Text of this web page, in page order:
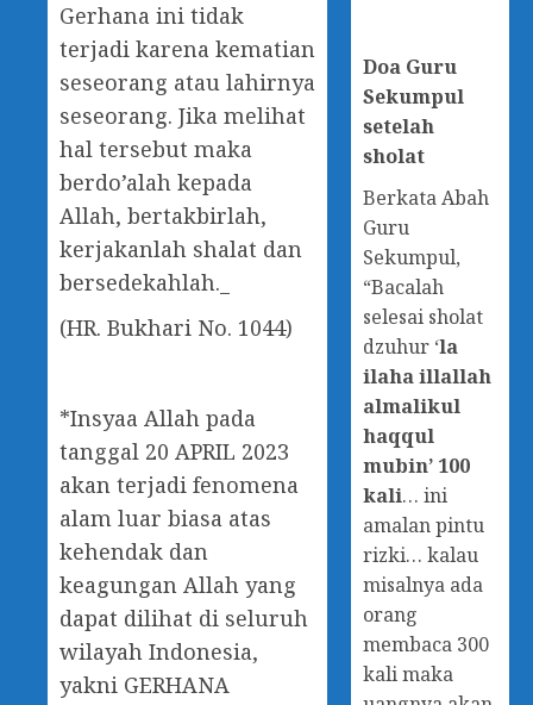
Gerhana ini tidak
terjadi karena kematian
seseorang atau lahirnya
seseorang. Jika melihat
hal tersebut maka
berdo’alah kepada
Allah, bertakbirlah,
kerjakanlah shalat dan
bersedekahlah._
(HR. Bukhari No. 1044)
*Insyaa Allah pada
tanggal 20 APRIL 2023
akan terjadi fenomena
alam luar biasa atas
kehendak dan
keagungan Allah yang
dapat dilihat di seluruh
wilayah Indonesia,
yakni GERHANA
Doa Guru
Sekumpul
setelah
sholat
Berkata Abah
Guru
Sekumpul,
“Bacalah
selesai sholat
dzuhur ‘la
ilaha illallah
almalikul
haqqul
mubin’ 100
kali… ini
amalan pintu
rizki… kalau
misalnya ada
orang
membaca 300
kali maka